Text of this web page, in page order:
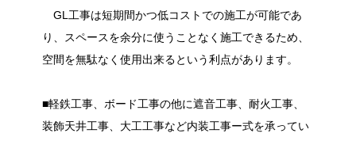
GL工事は短期間かつ低コストでの施工が可能であ
り、スペースを余分に使うことなく施工できるため、
空間を無駄なく使用出来るという利点があります。
■軽鉄工事、ボード工事の他に遮音工事、耐火工事、
装飾天井工事、大工工事など内装工事ー式を承ってい